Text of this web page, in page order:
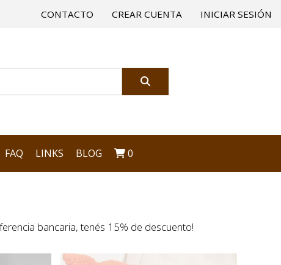
CONTACTO CREAR CUENTA INICIAR SESIÓN
FAQ LINKS BLOG 0
bancaria, tenés 15% de descuento!